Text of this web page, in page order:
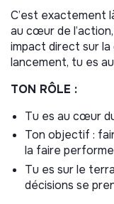
C’est exactement
au cœur de
impact direct sur la
lancement, tu es
TON RÔLE :
Tu es au cœur
Ton objectif :
la faire
Tu es sur le
décisions se